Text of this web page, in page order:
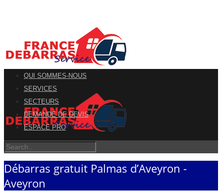
QUI SOMMES-NOUS
SERVICES
SECTEURS
DEMANDE DE DEVIS
ESPACE PRO
Débarras gratuit Palmas d’Aveyron -
Aveyron